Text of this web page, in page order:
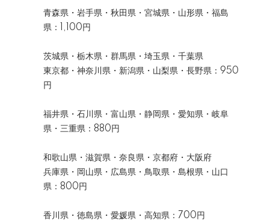
青森県・岩手県・秋田県・宮城県・山形県・福島
県：1,100円
茨城県・栃木県・群馬県・埼玉県・千葉県
東京都・神奈川県・新潟県・山梨県・長野県：950
円
福井県・石川県・富山県・静岡県・愛知県・岐阜
県・三重県：880円
和歌山県・滋賀県・奈良県・京都府・大阪府
兵庫県・岡山県・広島県・鳥取県・島根県・山口
県：800円
香川県・徳島県・愛媛県・高知県：700円